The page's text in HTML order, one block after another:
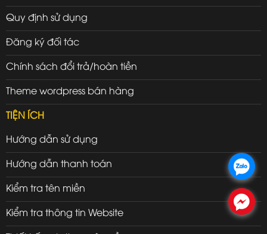
Quy định sử dụng
Đăng ký đối tác
Chính sách đổi trả/hoàn tiền
Theme wordpress bán hàng
TIỆN ÍCH
Hướng dẫn sử dụng
Hướng dẫn thanh toán
Kiểm tra tên miền
Kiểm tra thông tin Website
.
.